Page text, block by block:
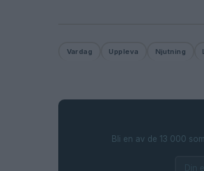
Vardag Uppleva Njutning
Bli en av de 13 000